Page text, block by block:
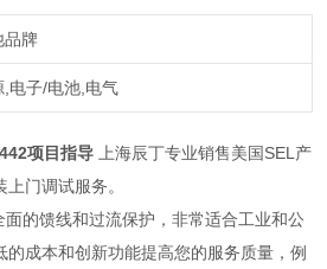
品牌
,电子/电池,电气
项目指导 上海辰丁专业销售美国SEL产
门调试服务。
的馈线和过流保护，非常适合工业和公
的成本和创新功能提高您的服务质量，例